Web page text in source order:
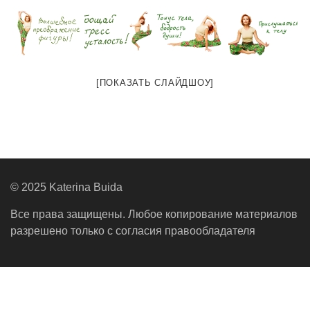
[ПОКАЗАТЬ СЛАЙДШОУ]
© 2025 Katerina Buida
Все права защищены. Любое копирование материалов
разрешено только с согласия правообладателя